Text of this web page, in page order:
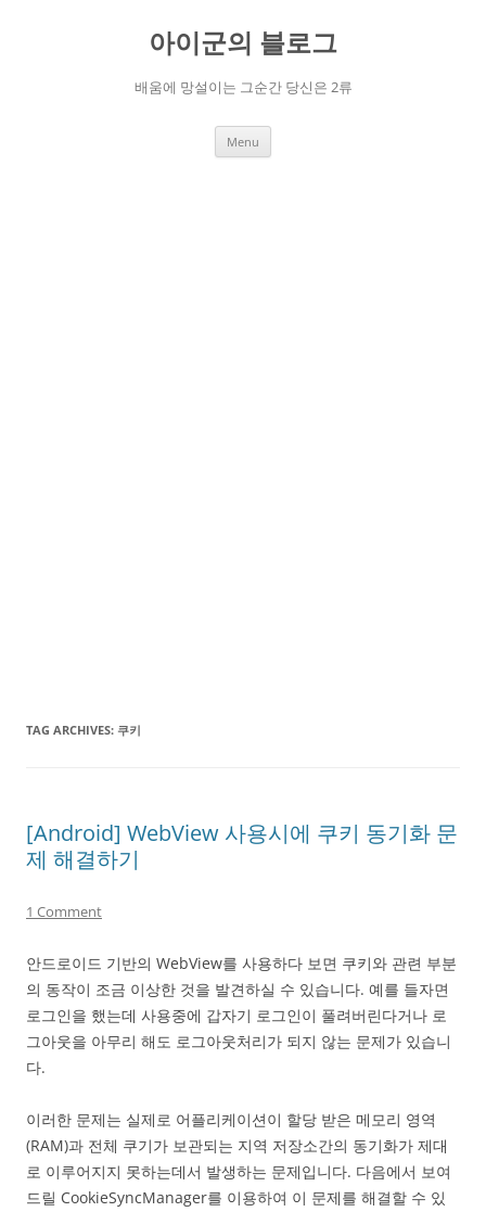
아이군의 블로그
배움에 망설이는 그순간 당신은 2류
Menu
TAG ARCHIVES: 쿠키
[Android] WebView 사용시에 쿠키 동기화 문
제 해결하기
1 Comment
안드로이드 기반의 WebView를 사용하다 보면 쿠키와 관련 부분
의 동작이 조금 이상한 것을 발견하실 수 있습니다. 예를 들자면
로그인을 했는데 사용중에 갑자기 로그인이 풀려버린다거나 로
그아웃을 아무리 해도 로그아웃처리가 되지 않는 문제가 있습니
다.
이러한 문제는 실제로 어플리케이션이 할당 받은 메모리 영역
(RAM)과 전체 쿠기가 보관되는 지역 저장소간의 동기화가 제대
로 이루어지지 못하는데서 발생하는 문제입니다. 다음에서 보여
드릴 CookieSyncManager를 이용하여 이 문제를 해결할 수 있